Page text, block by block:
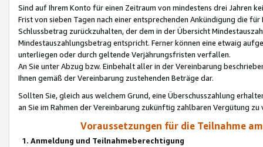
Sind auf Ihrem Konto für einen Zeitraum von mindestens drei Jahren
Frist von sieben Tagen nach einer entsprechenden Ankündigung die
Schlussbetrag zurückzuhalten, der dem in der Übersicht
Mindestauszahlungsbetrag entspricht. Ferner können eine etwaig
unterliegen oder durch geltende Verjährungsfristen verfallen.
An Sie unter Abzug bzw. Einbehalt aller in der Vereinbarung
Ihnen gemäß der Vereinbarung zustehenden Beträge dar.
Sollten Sie, gleich aus welchem Grund, eine Überschusszahlung
an Sie im Rahmen der Vereinbarung zukünftig zahlbaren Vergütung zu
Voraussetzungen für die Teilnahme
1. Anmeldung und Teilnahmeberechtigung